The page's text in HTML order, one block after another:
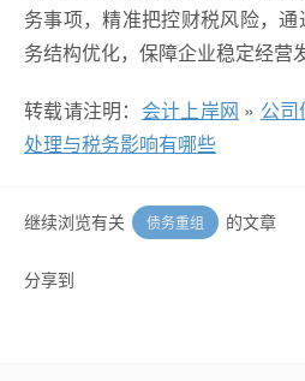
务事项，精准把控财税风险，
务结构优化，保障企业稳定经营
转载请注明： 会计上岸网 » 公
处理与税务影响有哪些
继续浏览有关 债务重组 的文章
分享到